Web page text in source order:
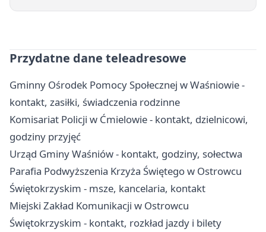
Przydatne dane teleadresowe
Gminny Ośrodek Pomocy Społecznej w Waśniowie -
kontakt, zasiłki, świadczenia rodzinne
Komisariat Policji w Ćmielowie - kontakt, dzielnicowi,
godziny przyjęć
Urząd Gminy Waśniów - kontakt, godziny, sołectwa
Parafia Podwyższenia Krzyża Świętego w Ostrowcu
Świętokrzyskim - msze, kancelaria, kontakt
Miejski Zakład Komunikacji w Ostrowcu
Świętokrzyskim - kontakt, rozkład jazdy i bilety